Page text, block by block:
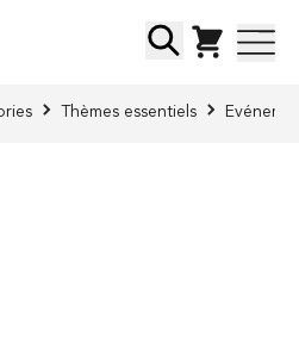
Chercher
Thèmes essentiels